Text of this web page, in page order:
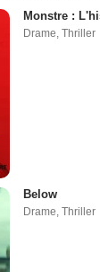
Monstre :
Drame,Thriller
Below
Drame,Thriller